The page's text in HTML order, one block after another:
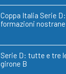
Coppa Italia Serie
formazioni nostrane
Serie D: tutte e tre
girone B